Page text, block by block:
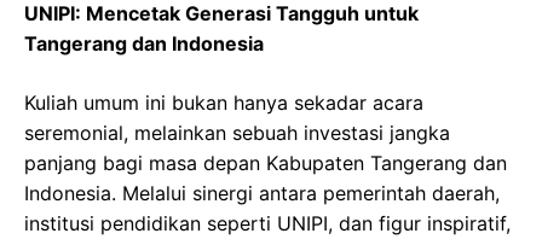
UNIPI: Mencetak Generasi Tangguh untuk
Tangerang dan Indonesia
Kuliah umum ini bukan hanya sekadar acara
seremonial, melainkan sebuah investasi jangka
panjang bagi masa depan Kabupaten Tangerang dan
Indonesia. Melalui sinergi antara pemerintah daerah,
institusi pendidikan seperti UNIPI, dan figur inspiratif,